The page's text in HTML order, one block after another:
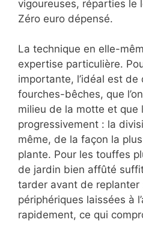
vigoureuses, réparties le
Zéro euro dépensé.
La technique en elle-
expertise particulière.
importante, l’idéal est
fourches-bêches, que
milieu de la motte et que
progressivement : la
même, de la façon la
plante. Pour les touffes
de jardin bien affûté
tarder avant de replanter
périphériques laissées à
rapidement, ce qui